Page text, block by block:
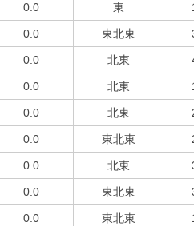
0.0 東
0.0 東北東
0.0 北東
0.0 北東
0.0 北東
0.0 東北東
0.0 北東
0.0 東北東
0.0 東北東